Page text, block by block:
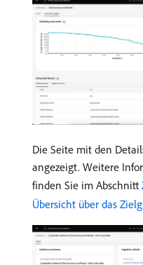
Die Seite mit den
angezeigt. Weitere
finden Sie im Abschnitt
Übersicht über das